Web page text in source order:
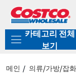
로
기
가
카테고리 전체
보기
메인 의류/가방/잡화